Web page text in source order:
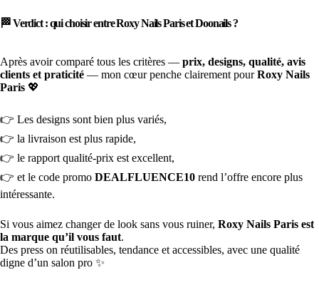
🏁 Verdict : qui choisir entre Roxy Nails Paris et Doonails ?
Après avoir comparé tous les critères — prix, designs, qualité, avis
clients et praticité — mon cœur penche clairement pourRoxy Nails
Paris 💖
👉 Les designs sont bien plus variés,
👉 la livraison est plus rapide,
👉 le rapport qualité-prix est excellent,
👉 et le code promo DEALFLUENCE10 rend l’offre encore plus
intéressante.
Si vous aimez changer de look sans vous ruiner, Roxy Nails Paris est
la marque qu’il vous faut.
Des press on réutilisables, tendance et accessibles, avec une qualité
digne d’un salon pro ✨